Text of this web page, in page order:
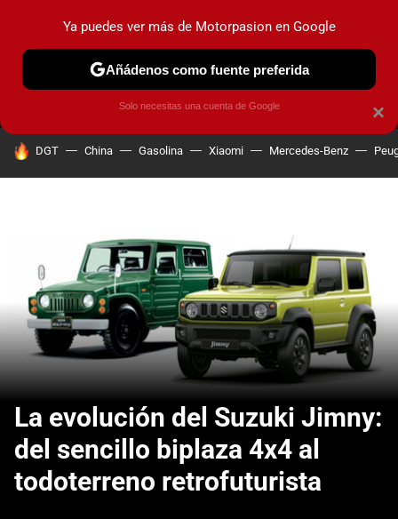
MENÚ NUEVO
COCHES ELÉCTRICOS OBSERVATORIO
HOY SE HABLA DE
DGT China Gasolina Xiaomi Mercedes-Benz
La evolución del Suzuki Jimny:
del sencillo biplaza 4x4 al
todoterreno retrofuturista
×
Ya puedes ver más de Motorpasion en Google
Añádenos como fuente preferida
Solo necesitas una cuenta de Google